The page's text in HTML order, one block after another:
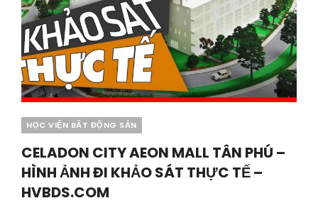
Categories
HỌC VIỆN BẤT ĐỘNG SẢN
CELADON CITY AEON MALL TÂN PHÚ –
HÌNH ẢNH ĐI KHẢO SÁT THỰC TẾ –
HVBDS.COM